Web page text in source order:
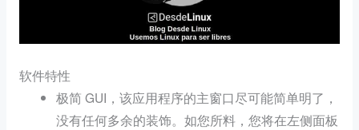
软件特性
极简 GUI，该应用程序的主窗口尽可能简单明了，
没有任何多余的装饰。如您所料，您将在左侧面板